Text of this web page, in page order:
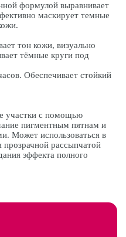
формулой выравнивает
маскирует темные
тон кожи, визуально
тёмные круги под
Обеспечивает стойкий
участки с помощью
пигментным пятнам и
Может использоваться в
прозрачной рассыпчатой
эффекта полного